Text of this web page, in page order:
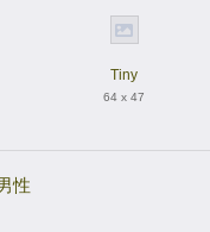
Tiny
64 x 47
性